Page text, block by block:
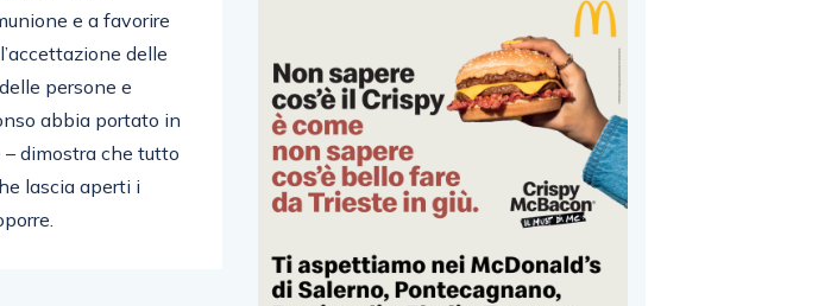
e a favorire
delle
persone e
abbia portato in
dimostra che tutto
lascia aperti i